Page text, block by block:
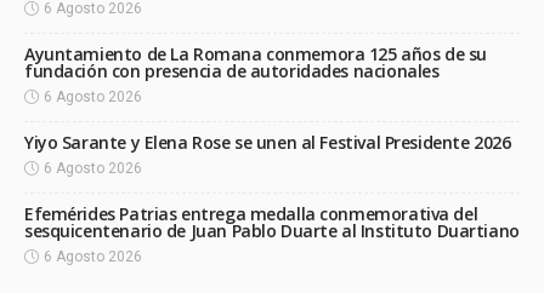
6 Agosto 2026
Ayuntamiento de La Romana conmemora 125 años de su
fundación con presencia de autoridades nacionales
6 Agosto 2026
Yiyo Sarante y Elena Rose se unen al Festival Presidente 2026
6 Agosto 2026
Efemérides Patrias entrega medalla conmemorativa del
sesquicentenario de Juan Pablo Duarte al Instituto Duartiano
6 Agosto 2026